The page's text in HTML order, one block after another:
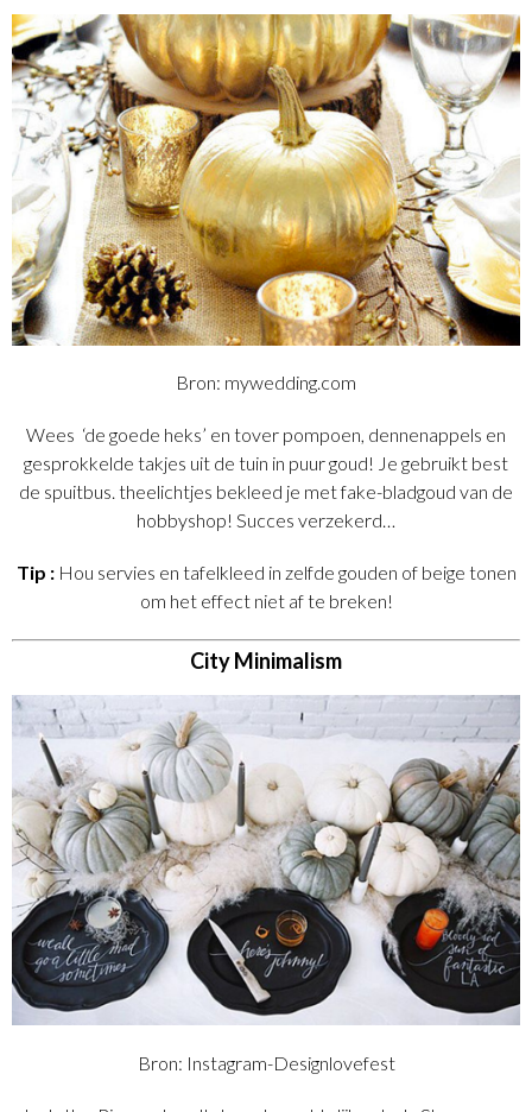
Bron: mywedding.com
Wees ‘de goede heks’ en tover pompoen, dennenappels en
gesprokkelde takjes uit de tuin in puur goud! Je gebruikt best
de spuitbus. theelichtjes bekleed je met fake-bladgoud van de
hobbyshop! Succes verzekerd…
Tip : Hou servies en tafelkleed in zelfde gouden of beige tonen
om het effect niet af te breken!
City Minimalism
Bron: Instagram-Designlovefest